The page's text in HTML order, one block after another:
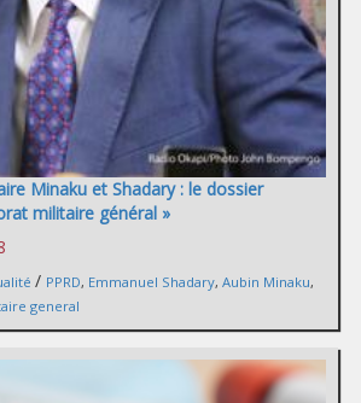
Minaku et Shadary : le dossier
militaire général »
/ PPRD, Emmanuel Shadary, Aubin Minaku,
general